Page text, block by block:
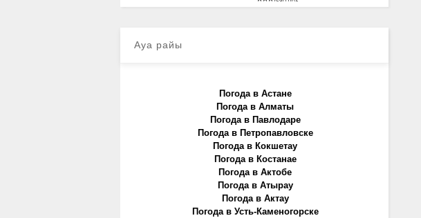
Ауа райы
Погода в Астане
Погода в Алматы
Погода в Павлодаре
Погода в Петропавловске
Погода в Кокшетау
Погода в Костанае
Погода в Актобе
Погода в Атырау
Погода в Актау
Погода в Усть-Каменогорске